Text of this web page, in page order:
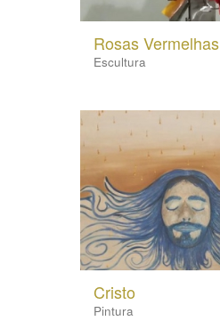
Rosas Vermelhas
Escultura
Cristo
Pintura